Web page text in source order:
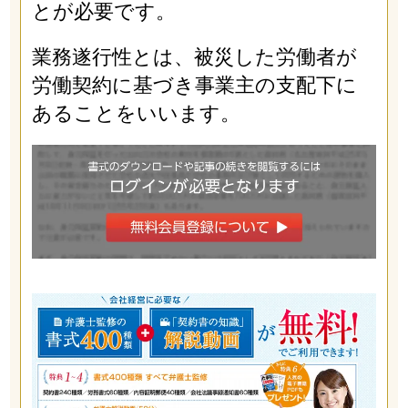
とが必要です。
業務遂行性とは、被災した労働者が
労働契約に基づき事業主の支配下に
あることをいいます。